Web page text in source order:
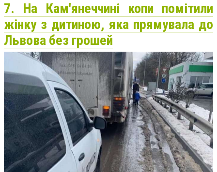
7. На Кам'янеччині копи помітили
жінку з дитиною, яка прямувала до
Львова без грошей